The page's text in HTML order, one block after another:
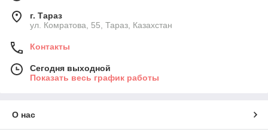
г. Тараз
ул. Комратова, 55, Тараз, Казахстан
Контакты
Сегодня выходной
Показать весь график работы
О нас